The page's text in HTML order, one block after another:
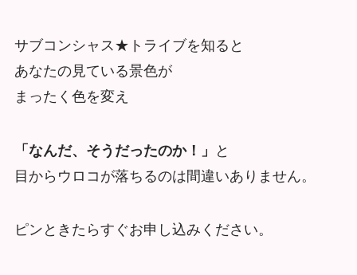
サブコンシャス★トライブを知ると
あなたの見ている景色が
まったく色を変え
「なんだ、そうだったのか！」
と
目からウロコが落ちるのは間違いありません。
ピンときたらすぐお申し込みください。